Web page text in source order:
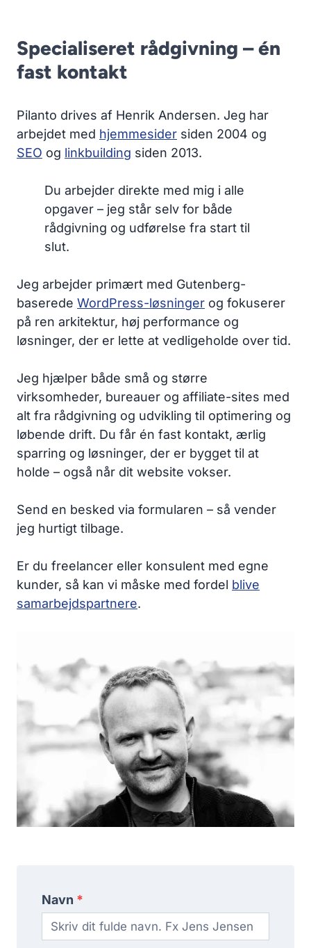
Specialiseret rådgivning – én
fast kontakt
Pilanto drives af Henrik Andersen. Jeg har
arbejdet med hjemmesider siden 2004 og
SEO og linkbuilding siden 2013.
Du arbejder direkte med mig i alle
opgaver – jeg står selv for både
rådgivning og udførelse fra start til
slut.
Jeg arbejder primært med Gutenberg-
baserede WordPress-løsninger og fokuserer
på ren arkitektur, høj performance og
løsninger, der er lette at vedligeholde over tid.
Jeg hjælper både små og større
virksomheder, bureauer og affiliate-sites med
alt fra rådgivning og udvikling til optimering og
løbende drift. Du får én fast kontakt, ærlig
sparring og løsninger, der er bygget til at
holde – også når dit website vokser.
Send en besked via formularen – så vender
jeg hurtigt tilbage.
Er du freelancer eller konsulent med egne
kunder, så kan vi måske med fordel blive
samarbejdspartnere.
Kontakt
os
Navn *